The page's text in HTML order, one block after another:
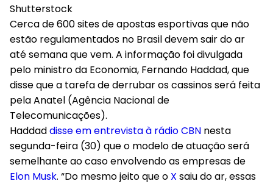
Shutterstock
Cerca de 600 sites de apostas esportivas que não
estão regulamentados no Brasil devem sair do ar
até semana que vem. A informação foi divulgada
pelo ministro da Economia, Fernando Haddad, que
disse que a tarefa de derrubar os cassinos será feita
pela Anatel (Agência Nacional de
Telecomunicações).
Haddaddisse em entrevista à rádio CBN nesta
segunda-feira (30) que o modelo de atuação será
semelhante ao caso envolvendo as empresas de
Elon Musk. “Do mesmo jeito que o X saiu do ar, essas